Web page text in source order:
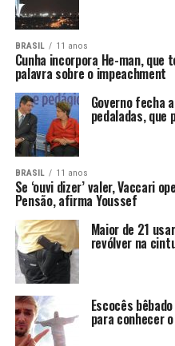
BRASIL 11 anos
Cunha incorpora He-man,
palavra sobre o impeachment
Governo fecha
pedaladas, que
BRASIL 11 anos
Se ‘ouvi dizer’ valer, Vaccari
Pensão, afirma Youssef
Maior de 21
revólver na
Escocês
para conhecer